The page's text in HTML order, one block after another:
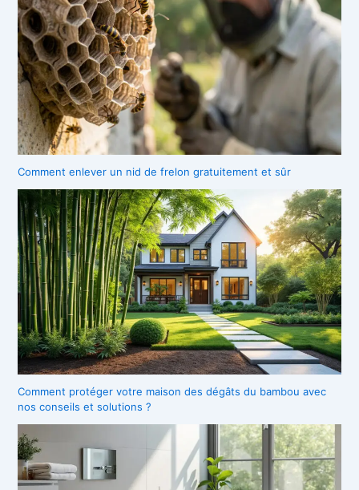
Comment enlever un nid de frelon gratuitement et sûr
Comment protéger votre maison des dégâts du bambou avec
nos conseils et solutions ?